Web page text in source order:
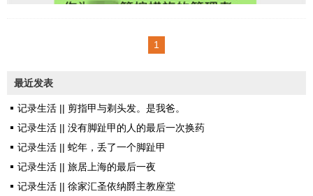
是对我的健康检测，我必须每周
地防控政策里查到的规定多出了2
8天四次核酸检测。我提出请他们
给我出示这个管控政策的依据，
章。我说没盖章怎么证明通知具
1
最近发表
记录生活 || 剪指甲与剃头发。是我爸。
记录生活 || 没有脚趾甲的人的最后一次换药
记录生活 || 蛇年，丢了一个脚趾甲
记录生活 || 旅居上海的最后一夜
记录生活 || 徐家汇圣依纳爵主教座堂